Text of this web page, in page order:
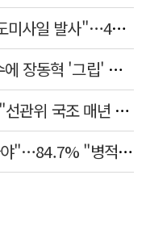
합참 "北, 원산 일대서 단거리 탄도미사일 발사"…42일 만
선관위 의혹 증폭·비당권파 자충수에 장동혁 '그립' 더 강해졌다
박형수, '선관위 개혁 2법' 발의…"선관위 국조 매년 실시"
국민 75.6% "안규백 장관 물러나야"…84.7% "병적기록부 공개해야"